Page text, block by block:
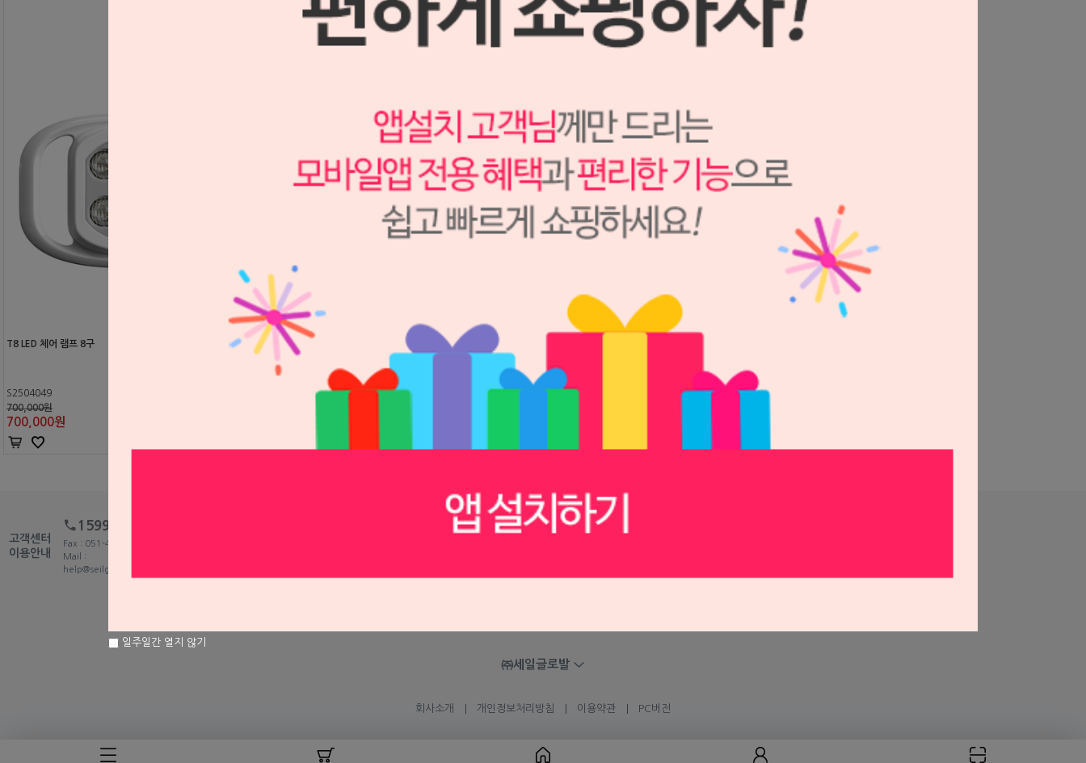
T8 LED 체어 램프 8구
S2504049
700,000원
700,000원
고객센터
이용안내
1599-2875
Fax : 051-465-5459
Mail :
help@seilglobal.co.kr
㈜세일글로발
회사소개 개인정보처리방침 이용약관 PC버전
일주일간 열지 않기